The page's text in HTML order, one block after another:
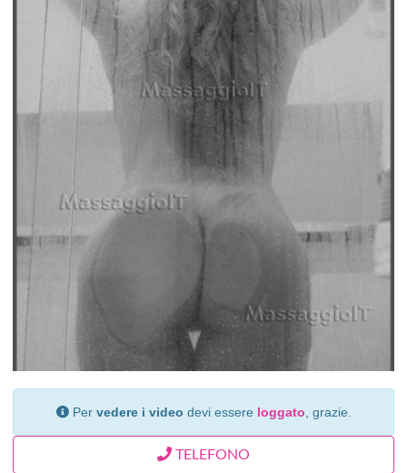
Per vedere i video devi essere loggato , grazie.
TELEFONO